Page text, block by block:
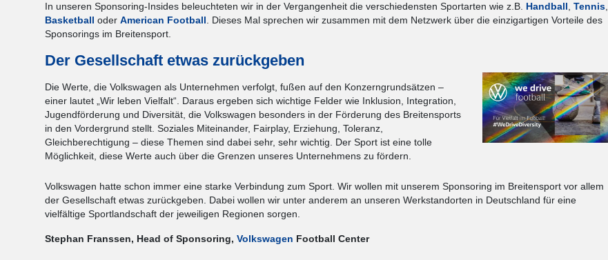
In unseren Sponsoring-Insides beleuchteten wir in der Vergangenheit die verschiedensten Sportarten wie z.B. Handball, Tennis,
Basketball oder American Football. Dieses Mal sprechen wir zusammen mit dem Netzwerk über die einzigartigen Vorteile des
Sponsorings im Breitensport.
Der Gesellschaft etwas zurückgeben
Die Werte, die Volkswagen als Unternehmen verfolgt, fußen auf den Konzerngrundsätzen –
einer lautet „Wir leben Vielfalt“. Daraus ergeben sich wichtige Felder wie Inklusion, Integration,
Jugendförderung und Diversität, die Volkswagen besonders in der Förderung des Breitensports
in den Vordergrund stellt. Soziales Miteinander, Fairplay, Erziehung, Toleranz,
Gleichberechtigung – diese Themen sind dabei sehr, sehr wichtig. Der Sport ist eine tolle
Möglichkeit, diese Werte auch über die Grenzen unseres Unternehmens zu fördern.
Volkswagen hatte schon immer eine starke Verbindung zum Sport. Wir wollen mit unserem Sponsoring im Breitensport vor allem
der Gesellschaft etwas zurückgeben. Dabei wollen wir unter anderem an unseren Werkstandorten in Deutschland für eine
vielfältige Sportlandschaft der jeweiligen Regionen sorgen.
Stephan Franssen, Head of Sponsoring, Volkswagen Football Center